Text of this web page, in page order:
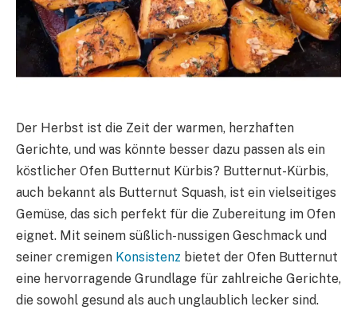
Der Herbst ist die Zeit der warmen, herzhaften
Gerichte, und was könnte besser dazu passen als ein
köstlicher Ofen Butternut Kürbis? Butternut-Kürbis,
auch bekannt als Butternut Squash, ist ein vielseitiges
Gemüse, das sich perfekt für die Zubereitung im Ofen
eignet. Mit seinem süßlich-nussigen Geschmack und
seiner cremigen Konsistenz bietet der Ofen Butternut
eine hervorragende Grundlage für zahlreiche Gerichte,
die sowohl gesund als auch unglaublich lecker sind.